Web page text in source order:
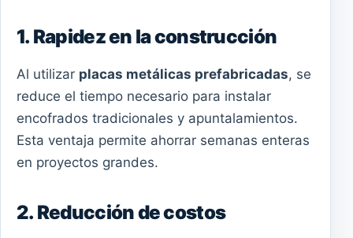
1. Rapidez en la construcción
Al utilizar placas metálicas prefabricadas, se
reduce el tiempo necesario para instalar
encofrados tradicionales y apuntalamientos.
Esta ventaja permite ahorrar semanas enteras
en proyectos grandes.
2. Reducción de costos